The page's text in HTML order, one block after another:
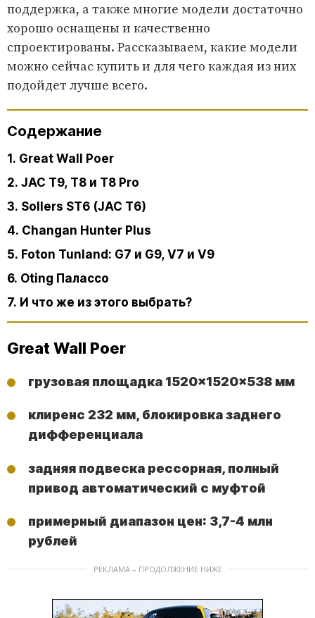
поддержка, а также многие модели достаточно
хорошо оснащены и качественно
спроектированы. Рассказываем, какие модели
можно сейчас купить и для чего каждая из них
подойдет лучше всего.
Содержание
1. Great Wall Poer
2. JAC T9, T8 и T8 Pro
3. Sollers ST6 (JAC T6)
4. Changan Hunter Plus
5. Foton Tunland: G7 и G9, V7 и V9
6. Oting Палассо
7. И что же из этого выбрать?
Great Wall Poer
грузовая площадка 1520×1520×538 мм
клиренс 232 мм, блокировка заднего
дифференциала
задняя подвеска рессорная, полный
привод автоматический с муфтой
примерный диапазон цен: 3,7-4 млн
рублей
РЕКЛАМА – ПРОДОЛЖЕНИЕ НИЖЕ